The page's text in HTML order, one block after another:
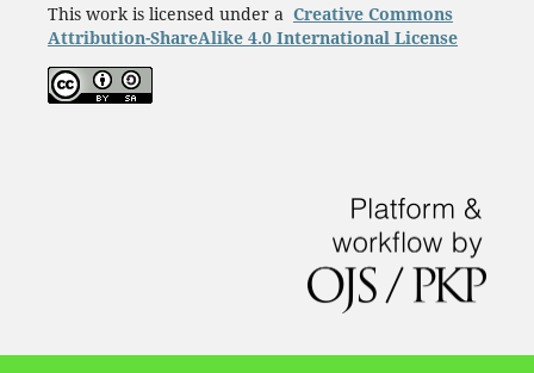
This work is licensed under a Creative Commons
Attribution-ShareAlike 4.0 International License